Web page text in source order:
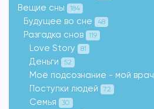
Вещие сны 184
Будущее во сне 48
Разгадка снов 119
Love Story 81
Деньги 52
Моё подсознание - мой врач
Поступки людей 72
Семья 30